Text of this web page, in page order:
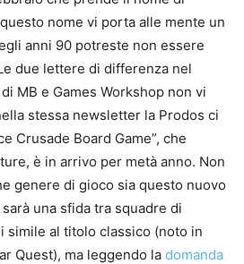
nome vi porta alle mente un
anni 90 potreste non essere
due lettere di differenza nel
MB e Games Workshop non vi
stessa newsletter la Prodos ci
Crusade Board Game”, che
è in arrivo per metà anno. Non
genere di gioco sia questo nuovo
una sfida tra squadre di
simile al titolo classico (noto in
Quest), ma leggendo la domanda